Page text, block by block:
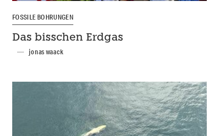
FOSSILE BOHRUNGEN
Das bisschen Erdgas
jonas waack